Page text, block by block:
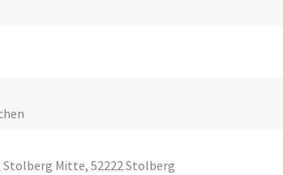
Mitte, 52222 Stolberg